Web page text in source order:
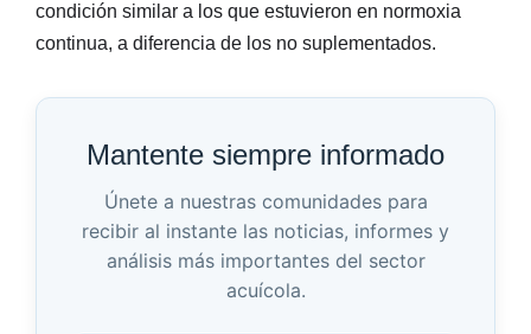
condición similar a los que estuvieron en normoxia
continua, a diferencia de los no suplementados.
Mantente siempre informado
Únete a nuestras comunidades para
recibir al instante las noticias, informes y
análisis más importantes del sector
acuícola.